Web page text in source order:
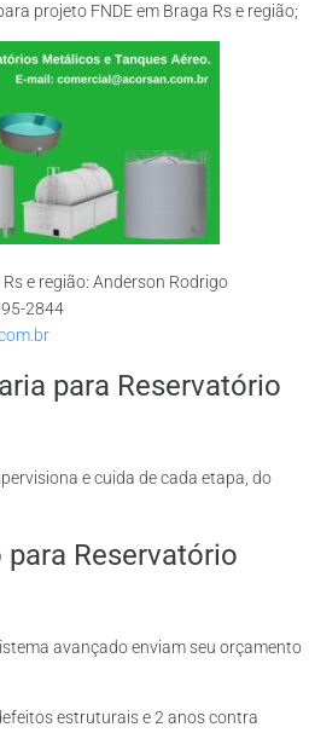
projeto FNDE em Braga Rs e região;
e região: Anderson Rodrigo
2844
para Reservatório
e cuida de cada etapa, do
Reservatório
avançado enviam seu orçamento
estruturais e 2 anos contra